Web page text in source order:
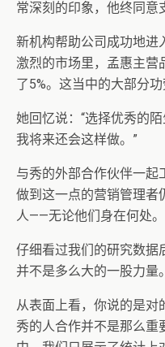
常深刻的印象，他终同意
新机构帮助公司成功地进
激烈的市场里，孟惠主营
了5%。这当中的大部分
她回忆说：“选择优秀的
我将来还会这样做。”
与秀的外部合作伙伴一起
做到这一点的营销管理者
人——无论他们身在何处。
仔细看过我们的研究数据
并不是多么大的一股力量。
从表面上看，你说的是对
秀的人合作并不是那么重